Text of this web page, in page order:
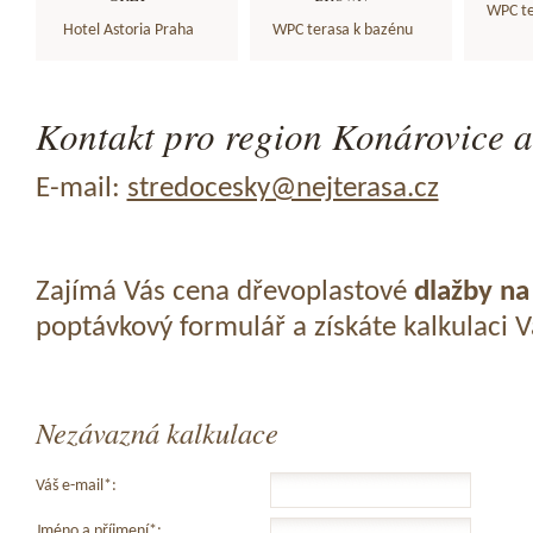
Hotel Astoria Praha WPC terasa k bazénu
WPC
Kontakt pro region Konárovice
E-mail: stredocesky@nejterasa.cz
Zajímá Vás cena dřevoplastové dlažby
poptávkový formulář a získáte kalkulaci
Nezávazná kalkulace
Váš e-mail*: